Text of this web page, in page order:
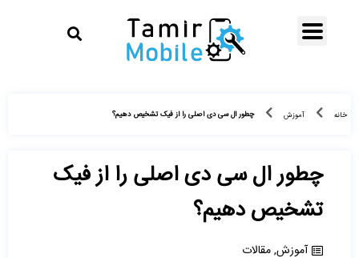
خانه آموزش چطور ال‌ سی ‌‌دی اصلی را از فیک تشخیص دهیم؟
چطور ال‌ سی ‌‌دی اصلی را از فیک
تشخیص دهیم؟
آموزش,مقالات